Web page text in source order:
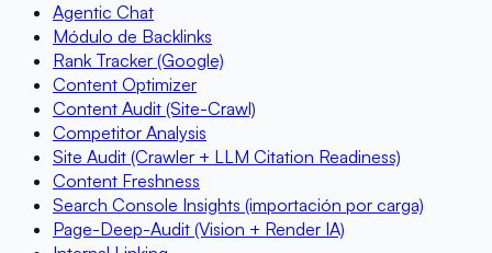
Agentic Chat
Módulo de Backlinks
Rank Tracker (Google)
Content Optimizer
Content Audit (Site-Crawl)
Competitor Analysis
Site Audit (Crawler + LLM Citation Readiness)
Content Freshness
Search Console Insights (importación por carga)
Page-Deep-Audit (Vision + Render IA)